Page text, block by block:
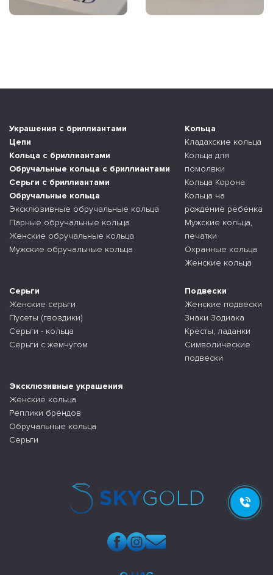
Украшения с бриллиантами
Цепи
Кольца с бриллиантами
Обручальные кольца с бриллиантами
Серьги с бриллиантами
Обручальные кольца
Эксклюзивные обручальные кольца
Парные обручальные кольца
Женские обручальные кольца
Мужские обручальные кольца
Кольца
Кладахские кольца
Кольца для
помолвки
Кольца Корона
Кольца на
рождение ребенка
Мужские кольца,
печатки
Охранные кольца
Женские кольца
Серьги
Женские серьги
Пусеты (гвоздики)
Серьги - кольца
Серьги с жемчугом
Подвески
Женские подвески
Знаки Зодиака
Кресты, ладанки
Символические
подвески
Эксклюзивные украшения
Женские кольца
Реплики брендов
Обручальные кольца
Серьги